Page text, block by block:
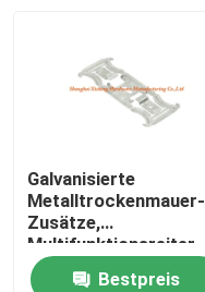
Galvanisierte
Metalltrockenmauer-
Zusätze,
Multifunktionsreiter,
der Teile stempelt
Bestpreis